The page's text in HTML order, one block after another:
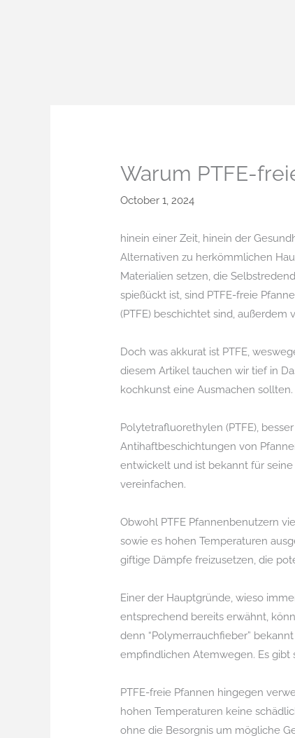
Warum PTFE-
October 1, 2024
hinein einer Zeit, hinein der
Alternativen zu herkömmlichen
Materialien setzen, die
spießückt ist, sind PTFE-freie
(PTFE) beschichtet sind,
Doch was akkurat ist PTFE,
diesem Artikel tauchen wir tief in
kochkunst eine Ausmachen sollten.
Polytetrafluorethylen (PTFE),
Antihaftbeschichtungen von
entwickelt und ist bekannt für
vereinfachen.
Obwohl PTFE Pfannenbenutzern
sowie es hohen Temperaturen
giftige Dämpfe freizusetzen, die
Einer der Hauptgründe, wieso
entsprechend bereits erwähnt,
denn “Polymerrauchfieber”
empfindlichen Atemwegen. Es gibt
PTFE-freie Pfannen hingegen
hohen Temperaturen keine
ohne die Besorgnis um mögliche